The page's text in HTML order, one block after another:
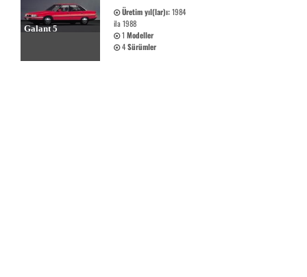
Galant 5
Üretim yıl(lar)ı:1984
ila 1988
1 Modeller
4Sürümler